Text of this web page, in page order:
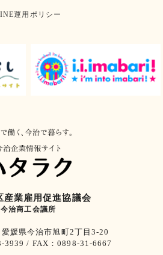
運用ポリシー
産業雇用促進協議会
今治商工会議所
媛県今治市旭町2丁目3-20
3939 / FAX：0898-31-6667